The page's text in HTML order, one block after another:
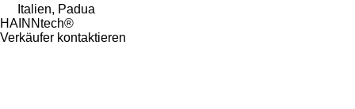
Italien, Padua
HAINNtech®
Verkäufer kontaktieren